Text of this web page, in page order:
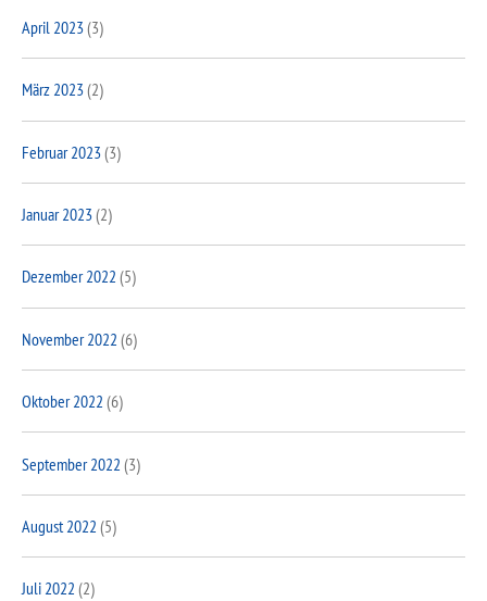
April 2023(3)
März 2023(2)
Februar 2023(3)
Januar 2023(2)
Dezember 2022 (5)
November 2022 (6)
Oktober 2022 (6)
September 2022 (3)
August 2022 (5)
Juli 2022 (2)